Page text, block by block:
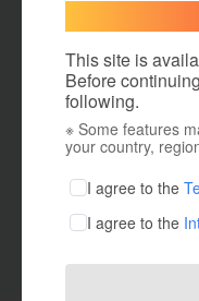
This site is
Before
following.
※ Some features
your country,
I agree to the
I agree to the